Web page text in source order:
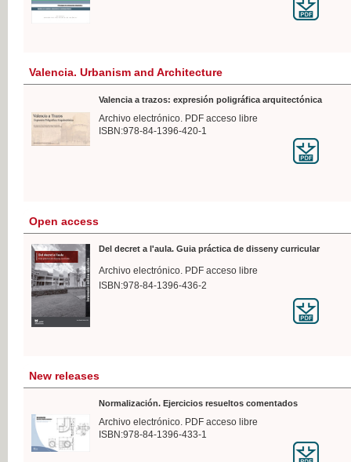
Valencia. Urbanism and Architecture
Valencia a trazos: expresión poligráfica arquitectónica
Archivo electrónico. PDF acceso libre
ISBN:978-84-1396-420-1
Open access
Del decret a l'aula. Guia práctica de disseny curricular
Archivo electrónico. PDF acceso libre
ISBN:978-84-1396-436-2
New releases
Normalización. Ejercicios resueltos comentados
Archivo electrónico. PDF acceso libre
ISBN:978-84-1396-433-1